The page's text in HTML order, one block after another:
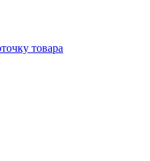
товара